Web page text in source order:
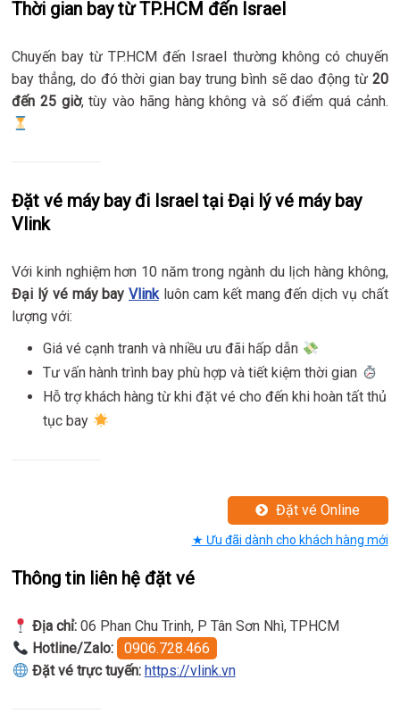
Thời gian bay từ TP.HCM đến Israel
Chuyến bay từ TP.HCM đến Israel thường không có chuyến
bay thẳng, do đó thời gian bay trung bình sẽ dao động từ 20
đến 25 giờ, tùy vào hãng hàng không và số điểm quá cảnh.
Đặt vé máy bay đi Israel tại Đại lý vé máy bay
Vlink
Với kinh nghiệm hơn 10 năm trong ngành du lịch hàng không,
Đại lý vé máy bay Vlinkluôn cam kết mang đến dịch vụ chất
lượng với:
Giá vé cạnh tranh và nhiều ưu đãi hấp dẫn
Tư vấn hành trình bay phù hợp và tiết kiệm thời gian
Hỗ trợ khách hàng từ khi đặt vé cho đến khi hoàn tất thủ
tục bay
Đặt vé Online
★ Ưu đãi dành cho khách hàng mới
Thông tin liên hệ đặt vé
Địa chỉ:06 Phan Chu Trinh, P Tân Sơn Nhì, TPHCM
Hotline/Zalo:
0906.728.466
Đặt vé trực tuyến: https://vlink.vn